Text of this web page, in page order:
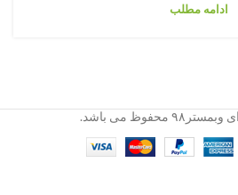
ادامه مطلب
محفوظ می باشد.